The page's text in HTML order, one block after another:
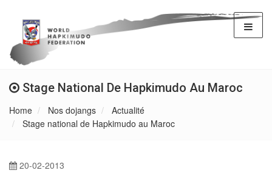
Stage National De Hapkimudo Au Maroc
Home Nos dojangs
Actualité
Stage national de Hapkimudo au Maroc
20-02-2013